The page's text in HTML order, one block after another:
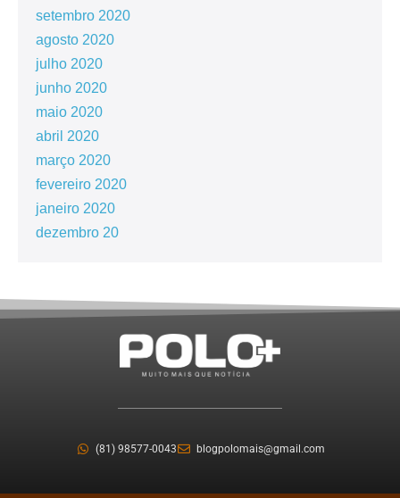
setembro 2020
agosto 2020
julho 2020
junho 2020
maio 2020
abril 2020
março 2020
fevereiro 2020
janeiro 2020
dezembro 20
(81) 98577-0043 blogpolomais@gmail.com